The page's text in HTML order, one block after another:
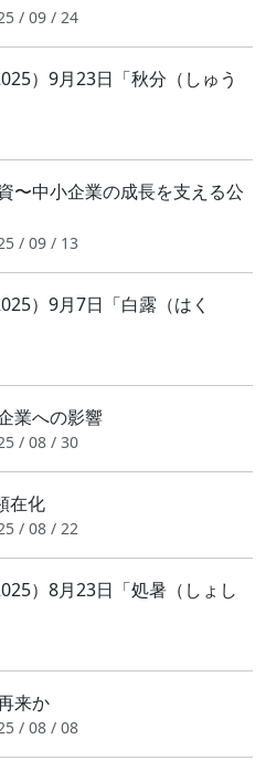
/ 09 / 24
）9月23日「秋分（しゅう
〜中小企業の成長を支える公
/ 09 / 13
）9月7日「白露（はく
業への影響
/ 08 / 30
在化
/ 08 / 22
）8月23日「処暑（しょし
来か
/ 08 / 08